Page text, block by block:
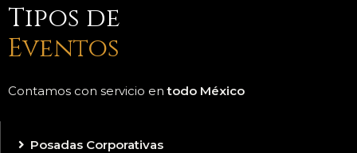
Tipos de
Eventos
Contamos con servicio entodo México
Posadas Corporativas